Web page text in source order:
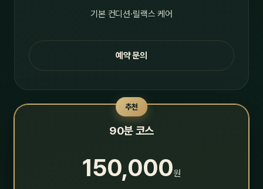
기본 컨디션·릴랙스 케어
예약 문의
추천
90분 코스
150,000원